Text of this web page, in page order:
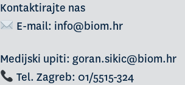
Kontaktirajte nas
E-mail: info@biom.hr
Medijski upiti: goran.sikic@biom.hr
Tel. Zagreb: 01/5515-324